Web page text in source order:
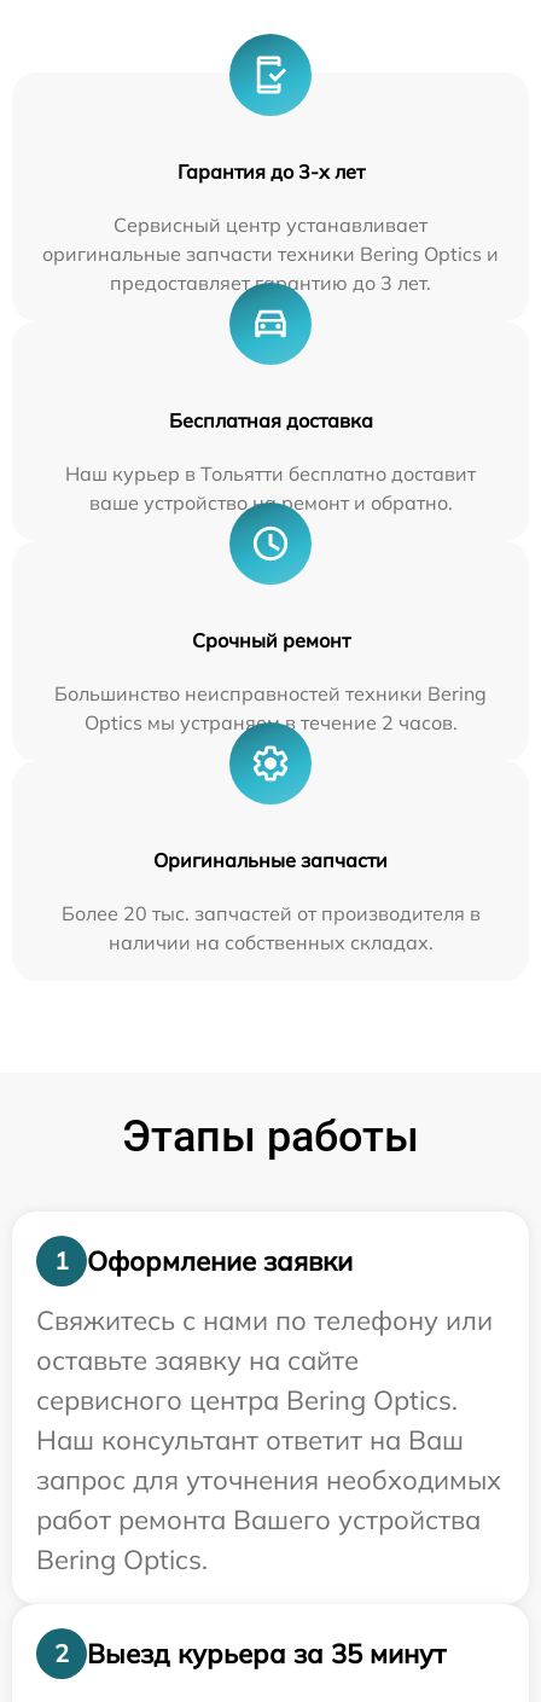
Гарантия до 3-х лет
Сервисный центр устанавливает
оригинальные запчасти техники Bering Optics и
предоставляет гарантию до 3 лет.
Бесплатная доставка
Наш курьер в Тольятти бесплатно доставит
ваше устройство на ремонт и обратно.
Срочный ремонт
Большинство неисправностей техники Bering
Optics мы устраняем в течение 2 часов.
Оригинальные запчасти
Более 20 тыс. запчастей от производителя в
наличии на собственных складах.
Этапы работы
1
Оформление заявки
Свяжитесь с нами по телефону или
оставьте заявку на сайте
сервисного центра Bering Optics.
Наш консультант ответит на Ваш
запрос для уточнения необходимых
работ ремонта Вашего устройства
Bering Optics.
2
Выезд курьера за 35 минут